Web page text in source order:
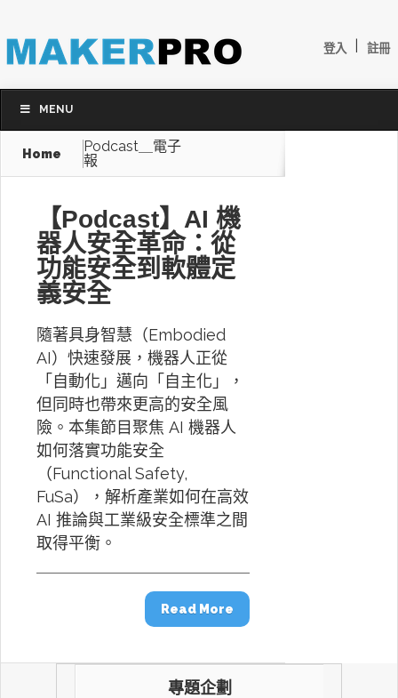
登入 註冊
MENU
Home
Podcast＿電子
報
【Podcast】AI 機
器人安全革命：從
功能安全到軟體定
義安全
隨著具身智慧（Embodied
AI）快速發展，機器人正從
「自動化」邁向「自主化」，
但同時也帶來更高的安全風
險。本集節目聚焦 AI 機器人
如何落實功能安全
（Functional Safety,
FuSa），解析產業如何在高效
AI 推論與工業級安全標準之間
取得平衡。
Read More
專題企劃